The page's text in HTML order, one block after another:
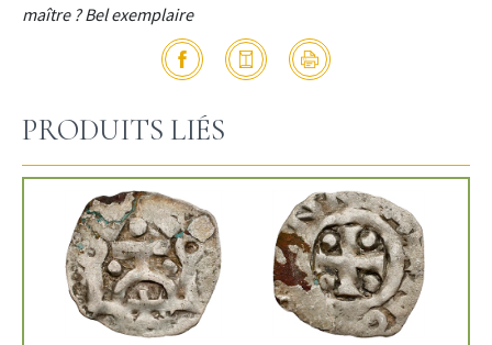
maître ? Bel exemplaire
PRODUITS LIÉS